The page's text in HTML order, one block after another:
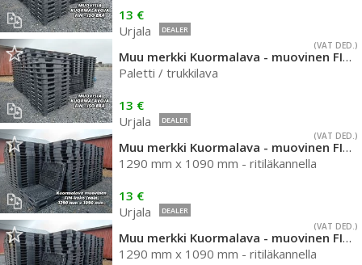
13 €
Urjala
DEALER
(VAT DED.)
Muu merkki Kuormalava - muovinen FIN-koko
Paletti / trukkilava
13 €
Urjala
DEALER
(VAT DED.)
Muu merkki Kuormalava - muovinen FIN-koko
1290 mm x 1090 mm - ritiläkannella
13 €
Urjala
DEALER
(VAT DED.)
Muu merkki Kuormalava - muovinen FIN-koko
1290 mm x 1090 mm - ritiläkannella